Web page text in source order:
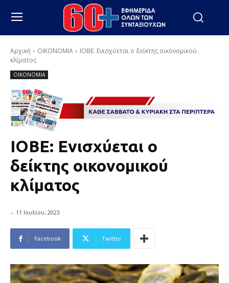
Αρχική ΟΙΚΟΝΟΜΙΑ
ΙΟΒΕ: Ενισχύεται ο δείκτης οικονομικού
κλίματος
ΟΙΚΟΝΟΜΙΑ
ΙΟΒΕ: Ενισχύεται ο
δείκτης οικονομικού
κλίματος
- 11 Ιουλίου, 2023
Facebook Twitter